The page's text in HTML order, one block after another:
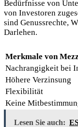
Bedürfnisse von
von Investoren
sind Genussrechte,
Darlehen.
Merkmale von
Nachrangigkeit bei
Höhere Verzinsung
Flexibilität
Keine
Lesen Sie auch: